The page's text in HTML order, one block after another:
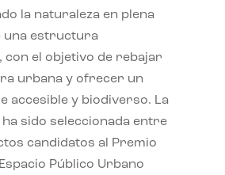
la naturaleza en plena
estructura
con el objetivo de rebajar
urbana y ofrecer un
accesible y biodiverso. La
sido seleccionada entre
candidatos al Premio
Público Urbano